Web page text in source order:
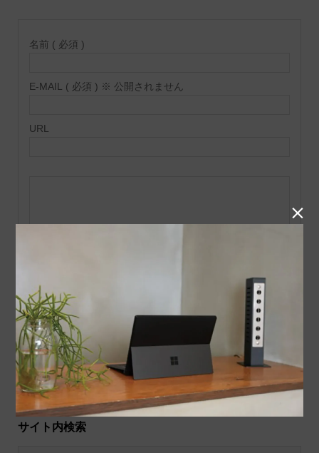
名前 ( 必須 )
E-MAIL ( 必須 ) ※ 公開されません
URL
上に表示された文字を入力してください。
サイト内検索
